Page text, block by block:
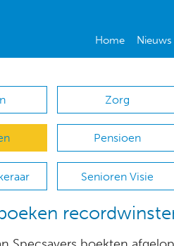
Home Nieuws
Zorg
Pensioen
Senioren Visie